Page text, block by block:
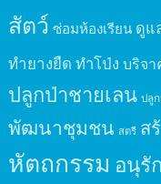
สัตว์ ซ่อมห้องเรียน ดูแ
ทำยางยืด ทำโป่ง บริจา
ปลูกป่าชายเลน ปลู
พัฒนาชุมชน สตรี ส
หัตถกรรม อนุรั